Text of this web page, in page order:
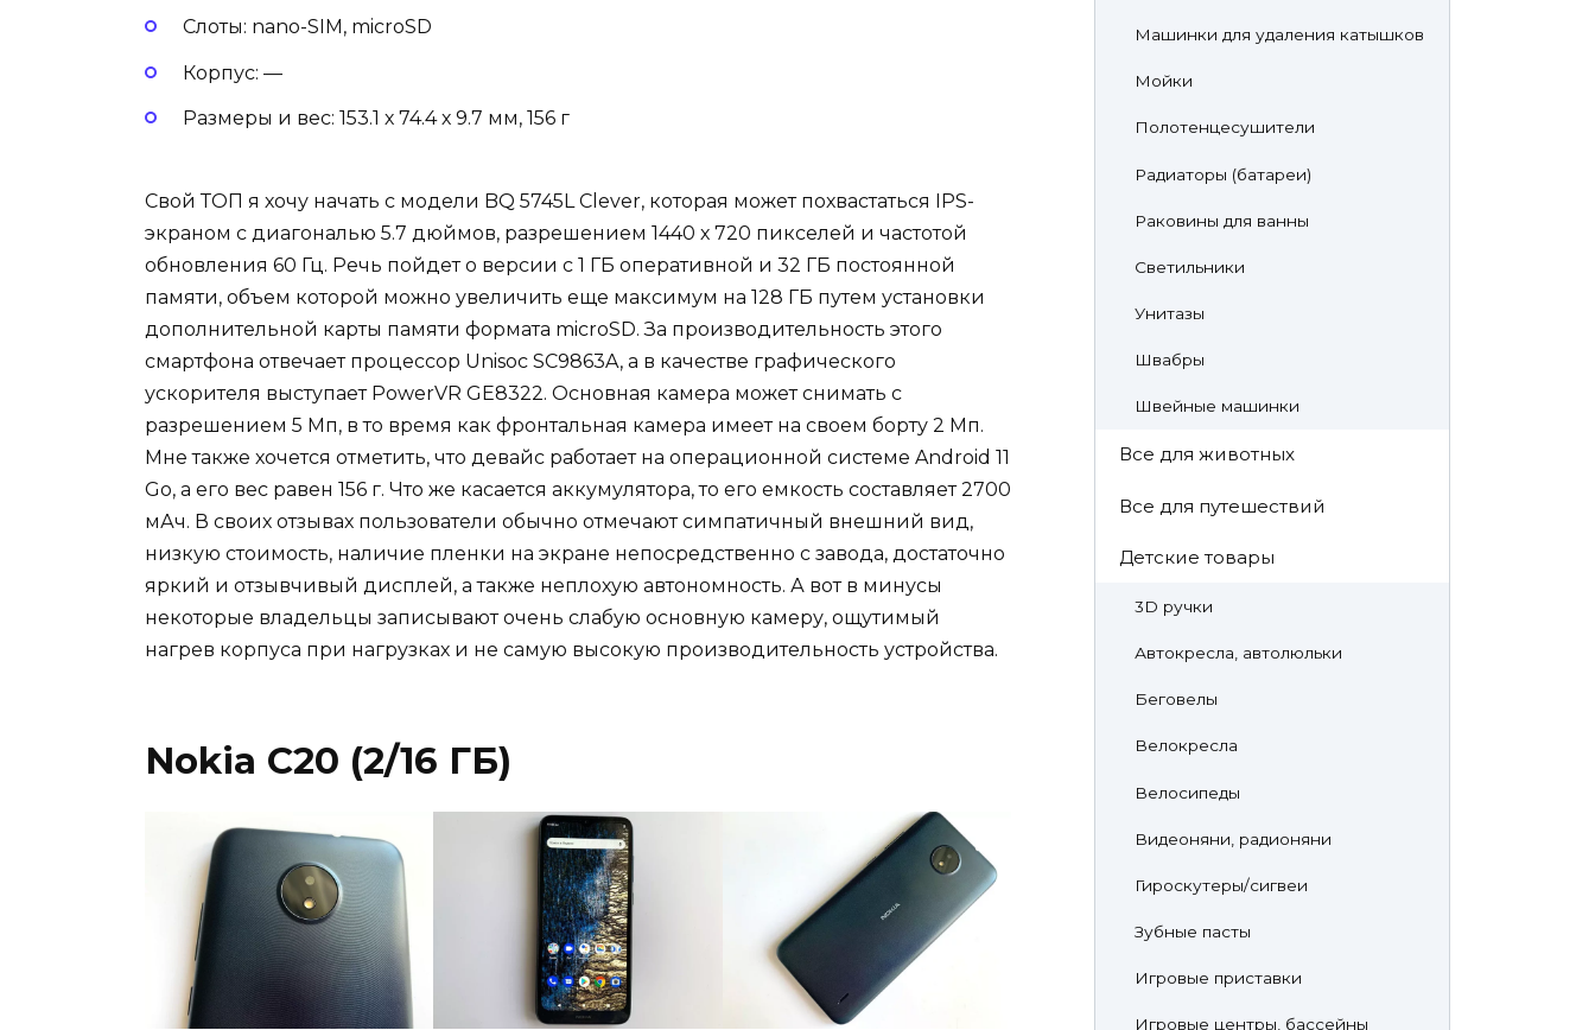
Слоты: nano-SIM, microSD
Корпус: —
Размеры и вес: 153.1 х 74.4 х 9.7 мм, 156 г
Свой ТОП я хочу начать с модели BQ 5745L Clever, которая может похвастаться IPS-
экраном с диагональю 5.7 дюймов, разрешением 1440 х 720 пикселей и частотой
обновления 60 Гц. Речь пойдет о версии с 1 ГБ оперативной и 32 ГБ постоянной
памяти, объем которой можно увеличить еще максимум на 128 ГБ путем установки
дополнительной карты памяти формата microSD. За производительность этого
смартфона отвечает процессор Unisoc SC9863A, а в качестве графического
ускорителя выступает PowerVR GE8322. Основная камера может снимать с
разрешением 5 Мп, в то время как фронтальная камера имеет на своем борту 2 Мп.
Мне также хочется отметить, что девайс работает на операционной системе Android 11
Go, а его вес равен 156 г. Что же касается аккумулятора, то его емкость составляет 2700
мАч. В своих отзывах пользователи обычно отмечают симпатичный внешний вид,
низкую стоимость, наличие пленки на экране непосредственно с завода, достаточно
яркий и отзывчивый дисплей, а также неплохую автономность. А вот в минусы
некоторые владельцы записывают очень слабую основную камеру, ощутимый
нагрев корпуса при нагрузках и не самую высокую производительность устройства.
Nokia C20 (2/16 ГБ)
Машинки для удаления катышков
Мойки
Полотенцесушители
Радиаторы (батареи)
Раковины для ванны
Светильники
Унитазы
Швабры
Швейные машинки
Все для животных
Все для путешествий
Детские товары
3D ручки
Автокресла, автолюльки
Беговелы
Велокресла
Велосипеды
Видеоняни, радионяни
Гироскутеры/сигвеи
Зубные пасты
Игровые приставки
Игровые центры, бассейны